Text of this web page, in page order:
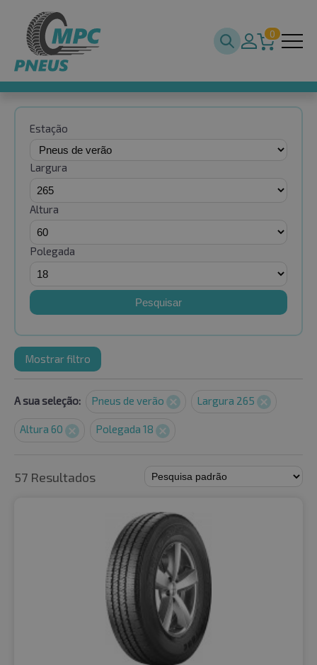
0
Estação
Largura
Altura
Polegada
Pesquisar
Mostrar filtro
A sua seleção: Pneus de verão Largura 265
Altura 60 Polegada 18
57 Resultados